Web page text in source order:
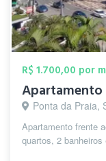
R$ 1.700,00 por
Ponta da Praia,
Apartamento frente
quartos, 2